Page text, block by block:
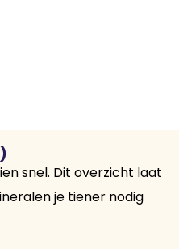
snel. Dit overzicht laat
je tiener nodig